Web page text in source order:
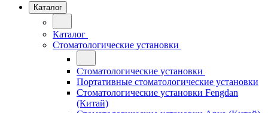
Каталог
Каталог
Стоматологические установки
Стоматологические установки
Портативные стоматологические установки
Стоматологические установки Fengdan
(Китай)